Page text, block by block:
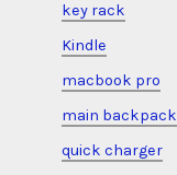
key rack
Kindle
macbook pro
main backpack
quick charger